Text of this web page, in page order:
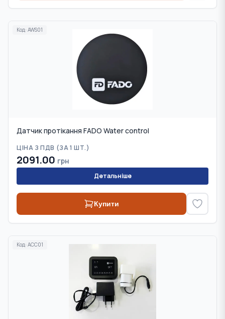
Код: AWS01
Датчик протікання FADO Water control
ЦІНА З ПДВ (ЗА 1 ШТ.)
2091.00 грн
Детальніше
Купити
Код: ACC01